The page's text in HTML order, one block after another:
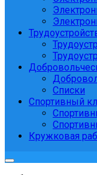
Списки
Спортивный
Кружковая